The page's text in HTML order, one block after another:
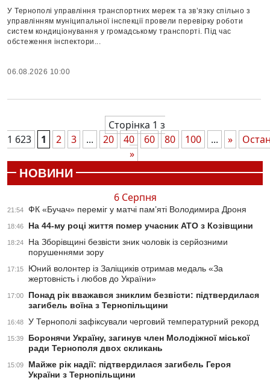
У Тернополі управління транспортних мереж та зв’язку спільно з
управлінням муніципальної інспекції провели перевірку роботи
систем кондиціонування у громадському транспорті. Під час
обстеження інспектори...
06.08.2026 10:00
Сторінка 1 з
1 623
1 2 3 ... 20 40 60 80 100 ... »
»
НОВИНИ
6 Серпня
21:54 ФК «Бучач» переміг у матчі пам’яті Володимира Дроня
18:46 На 44-му році життя помер учасник АТО з Козівщини
18:24
На Зборівщині безвісти зник чоловік із серйозними
порушеннями зору
17:15
Юний волонтер із Заліщиків отримав медаль «За
жертовність і любов до України»
17:00
Понад рік вважався зниклим безвісти: підтвердилася
загибель воїна з Тернопільщини
16:48 У Тернополі зафіксували черговий температурний рекорд
15:39
Боронячи Україну, загинув член Молодіжної міської
ради Тернополя двох скликань
15:09
Майже рік надії: підтвердилася загибель Героя
України з Тернопільщини